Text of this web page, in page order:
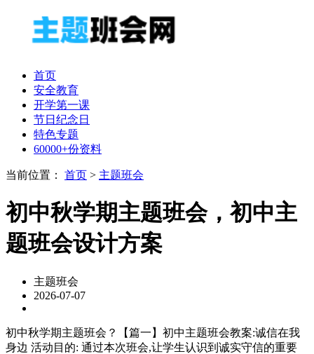
首页
安全教育
开学第一课
节日纪念日
特色专题
60000+份资料
当前位置： 首页 > 主题班会
初中秋学期主题班会，初中主
题班会设计方案
主题班会
2026-07-07
初中秋学期主题班会？【篇一】初中主题班会教案:诚信在我
身边 活动目的: 通过本次班会,让学生认识到诚实守信的重要